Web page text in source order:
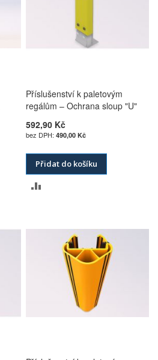
Příslušenství k paletovým
regálům – Ochrana sloup "U"
592,90 Kč
490,00 Kč
Přidat do košíku
POROVNÁNÍ